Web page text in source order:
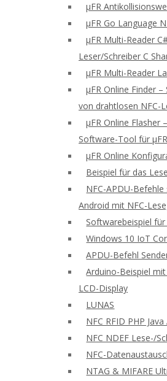
μFR
μFR Go Language
μFR Multi-Reader
Leser/Schreiber C
μFR Multi-Reader
μFR Online Finder
von drahtlosen NFC-
μFR Online Flasher
Software-Tool für
μFR Online
Beispiel für das
NFC-APDU-
Android mit NFC-
Softwarebeispiel für
Windows 10 IoT
APDU-Befehl
Arduino-Beispiel
LCD-Display
LUNAS
NFC RFID PHP
NFC NDEF Lese-/
NFC-
NTAG & MIFARE